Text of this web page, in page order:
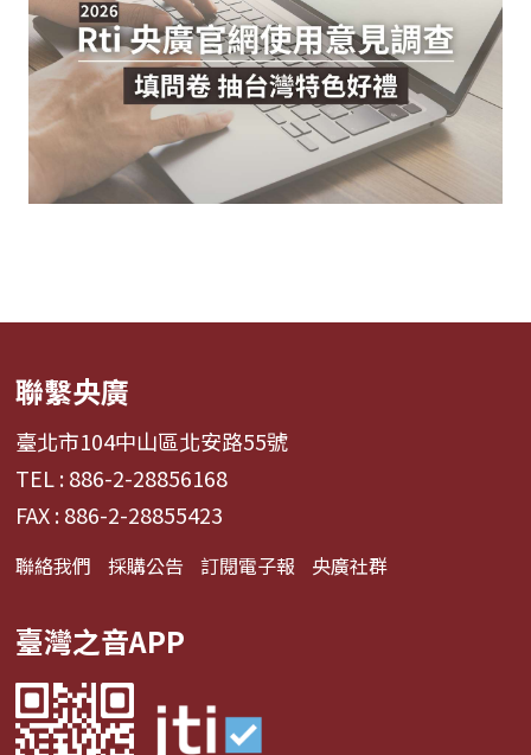
聯繫央廣
臺北市104中山區北安路55號
TEL : 886-2-28856168
FAX : 886-2-28855423
聯絡我們 採購公告 訂閱電子報 央廣社群
臺灣之音APP